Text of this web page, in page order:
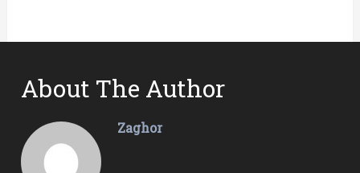
About The Author
Zaghor